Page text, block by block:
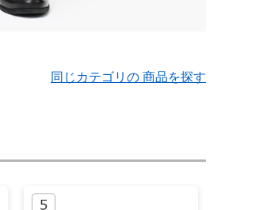
同じカテゴリの 商品を探す